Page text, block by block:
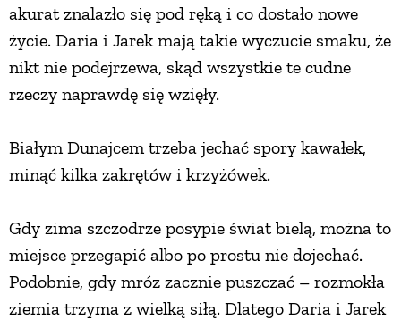
akurat znalazło się pod ręką i co dostało nowe
życie. Daria i Jarek mają takie wyczucie smaku, że
nikt nie podejrzewa, skąd wszystkie te cudne
rzeczy naprawdę się wzięły.
Białym Dunajcem trzeba jechać spory kawałek,
minąć kilka zakrętów i krzyżówek.
Gdy zima szczodrze posypie świat bielą, można to
miejsce przegapić albo po prostu nie dojechać.
Podobnie, gdy mróz zacznie puszczać – rozmokła
ziemia trzyma z wielką siłą. Dlatego Daria i Jarek
RZEMIOSŁO
ZWYCZAJE
PRZEPISY
ŚNIADANIA
PRZYSTAWKI